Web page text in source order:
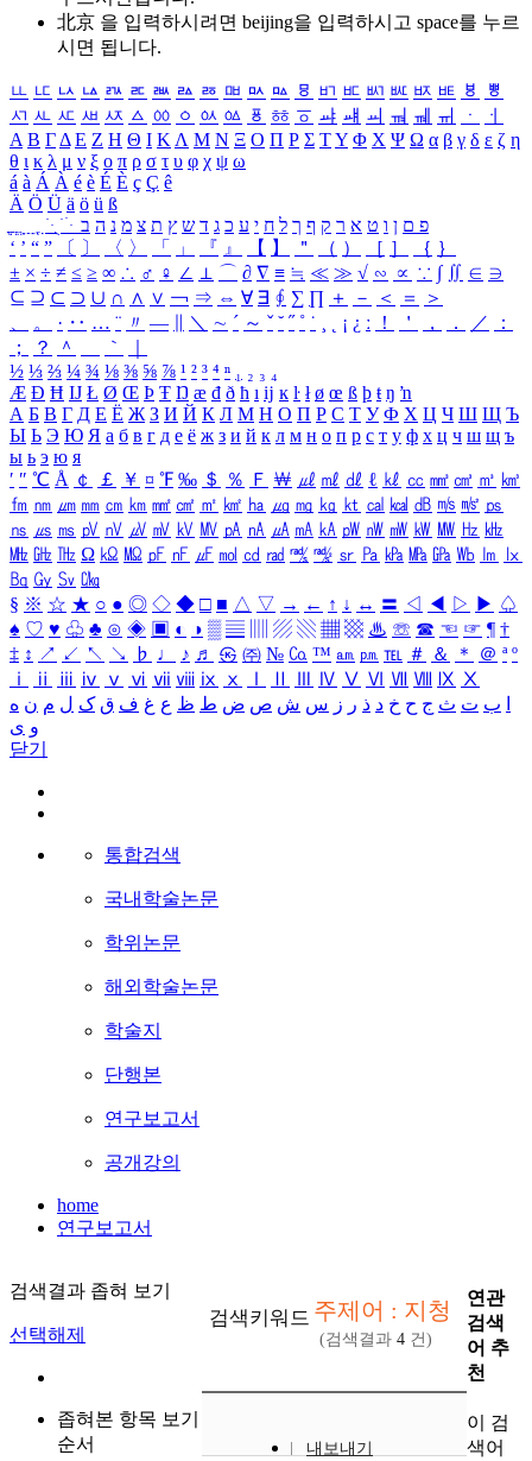
北京 을 입력하시려면 beijing을 입력하시고 space를 누르
시면 됩니다.
ㅥ ㅦ ㅧ ㅨ ㅩ ㅪ ㅫ ㅬ ㅭ ㅮ ㅯ ㅰ ㅱ ㅲ ㅳ ㅴ ㅵ ㅶ ㅷ ㅸ
ㅹ
ㅺ ㅻ ㅼ ㅽ ㅾ ㅿ ㆀ ㆁ ㆂ ㆃ ㆄ ㆅ ㆆ ㆇ ㆈ ㆉ ㆊ ㆋ ㆌ ㆍ
ㆎ
Α Β ΓΔ Ε Ζ Η Θ Ι ΚΛ Μ Ν Ξ Ο Π Ρ Σ ΤΥ Φ Χ Ψ Ω α β γ δ ε ζ η
θ ι κ λ μ ν ξ ο π ρ σ τ υ φ χ ψ ω
á à Á À é è É È ç Ç ê
Ä Ö Ü ä ö ü ß
ִֶֹ ֻּ ׁׂ פ ם ן ו ט א ר ק ף ך ל ח י ע כ ג ד ש ץ ת צ מ נ ה ב
‘ ’ “ ” 〔 〕 〈 〉 「 」 『 』 【 】 ＂ （ ） ［ ］ ｛ ｝
± × ÷ ≠ ≤ ≥ ∞ ∴ ♂ ♀ ∠ ⊥ ⌒ ∂ ∇ ≡ ≒ ≪ ≫ √ ∽ ∝ ∵ ∫ ∬ ∈ ∋
⊆ ⊇ ⊂ ⊃ ∪ ∩ ∧ ∨ ￢ ⇒ ⇔ ∀ ∃ ∮ ∑ ∏ ＋ － ＜ ＝
＞
、
。 · ‥ … ¨ 〃 ― ＼ ∼ ´ ～ ˇ ˘ ˝ ˚ ˙ ¸ ¡ ¿ ː ！ ＇ ， ． ／
：
；
？ ＾ ｀
½ ⅓ ⅔ ¼ ¾ ⅛ ⅜ ⅝ ⅞ ¹ ² ³ ⁴ ⁿ ₁ ₂ ₃ ₄
Æ Ð Ħ Ĳ Ł Ø Œ Þ Ŧ Ŋ æ đ ð ħ ı ĳ ĸ ŀ ł ø œ ß þ ŧ ŋ ŉ
А Б В Г Д Е Ё Ж З И Й К Л М Н О П Р С Т У Ф Х Ц Ч Ш Щ Ъ
Ы Ь Э Ю Я а б в г д е ё ж з и й к л м н о п р с т у ф х ц ч ш щ ъ
ы ь э ю я
′ ″ ℃ Å ￠ ￡ ￥ ¤ ℉ ‰ ＄ ％ Ｆ ￦ ㎕ ㎖ ㎗ ℓ ㎘ ㏄ ㎣ ㎤ ㎥ ㎦
㎙ ㎚ ㎛ ㎜ ㎝ ㎞ ㎟ ㎠ ㎡ ㎢ ㏊ ㎍ ㎎ ㎏ ㏏ ㎈ ㎉ ㏈ ㎧ ㎨ ㎰
㎱ ㎲ ㎳ ㎴ ㎵ ㎶ ㎷ ㎸ ㎹ ㎀ ㎁ ㎂ ㎃ ㎄ ㎺ ㎻ ㎽ ㎾ ㎿ ㎐ ㎑
㎒ ㎓ ㎔ Ω ㏀ ㏁ ㎊ ㎋ ㎌ ㏖ ㏅ ㎭ ㎮ ㎯ ㏛ ㎩ ㎪ ㎫ ㎬ ㏝ ㏐
㏓
㏃ ㏉ ㏜ ㏆
§ ※ ☆ ★ ○ ● ◎ ◇ ◆ □ ■ △ ▽ → ← ↑ ↓ ↔ 〓 ◁ ◀ ▷ ▶ ♤
♠ ♡ ♥ ♧ ♣ ⊙ ◈ ▣ ◐ ◑ ▒ ▤ ▨ ▧ ▦ ▩ ♨ ☏ ☎ ☜ ☞ ¶ †
‡ ↕ ↗ ↙ ↖ ↘ ♭ ♩ ♪ ♬ ㉿ ㈜ № ㏇ ™ ㏂ ㏘ ℡ ＃ ＆ ＊ ＠ ª º
ⅰ
ⅱ ⅲ ⅳ ⅴ ⅵ ⅶ ⅷ ⅸ ⅹ Ⅳ Ⅴ Ⅵ Ⅶ Ⅷ Ⅸ Ⅹ
ب ت ث ج ح خ د ذ ر ز س ش ص ض ط ظ ع غ ف ق ک ل م ن ه
و ی
닫기
통합검색
국내학술논문
학위논문
해외학술논문
학술지
단행본
연구보고서
공개강의
home
연구보고서
검색결과 좁혀 보기
선택해제
좁혀본 항목 보기
순서
검색키워드 주제어 : 지청
(검색결과 4 건)
내보내기
연관
검색
어 추
천
이 검
색어